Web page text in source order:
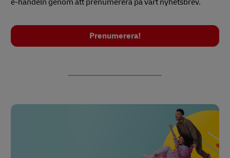
e-handeln genom att prenumerera på vårt nyhetsbrev.
Prenumerera!